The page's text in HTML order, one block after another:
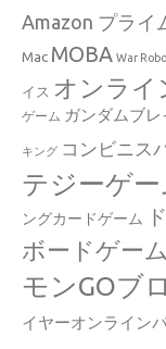
Amazon プライ
Mac MOBA War
イス オンライ
ゲーム ガンダムブ
キング コンビニス
テジーゲー
ングカードゲーム
ボードゲーム
モンGOブ
イヤーオンライン